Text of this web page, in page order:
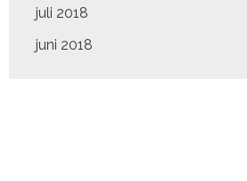
juli 2018
juni 2018